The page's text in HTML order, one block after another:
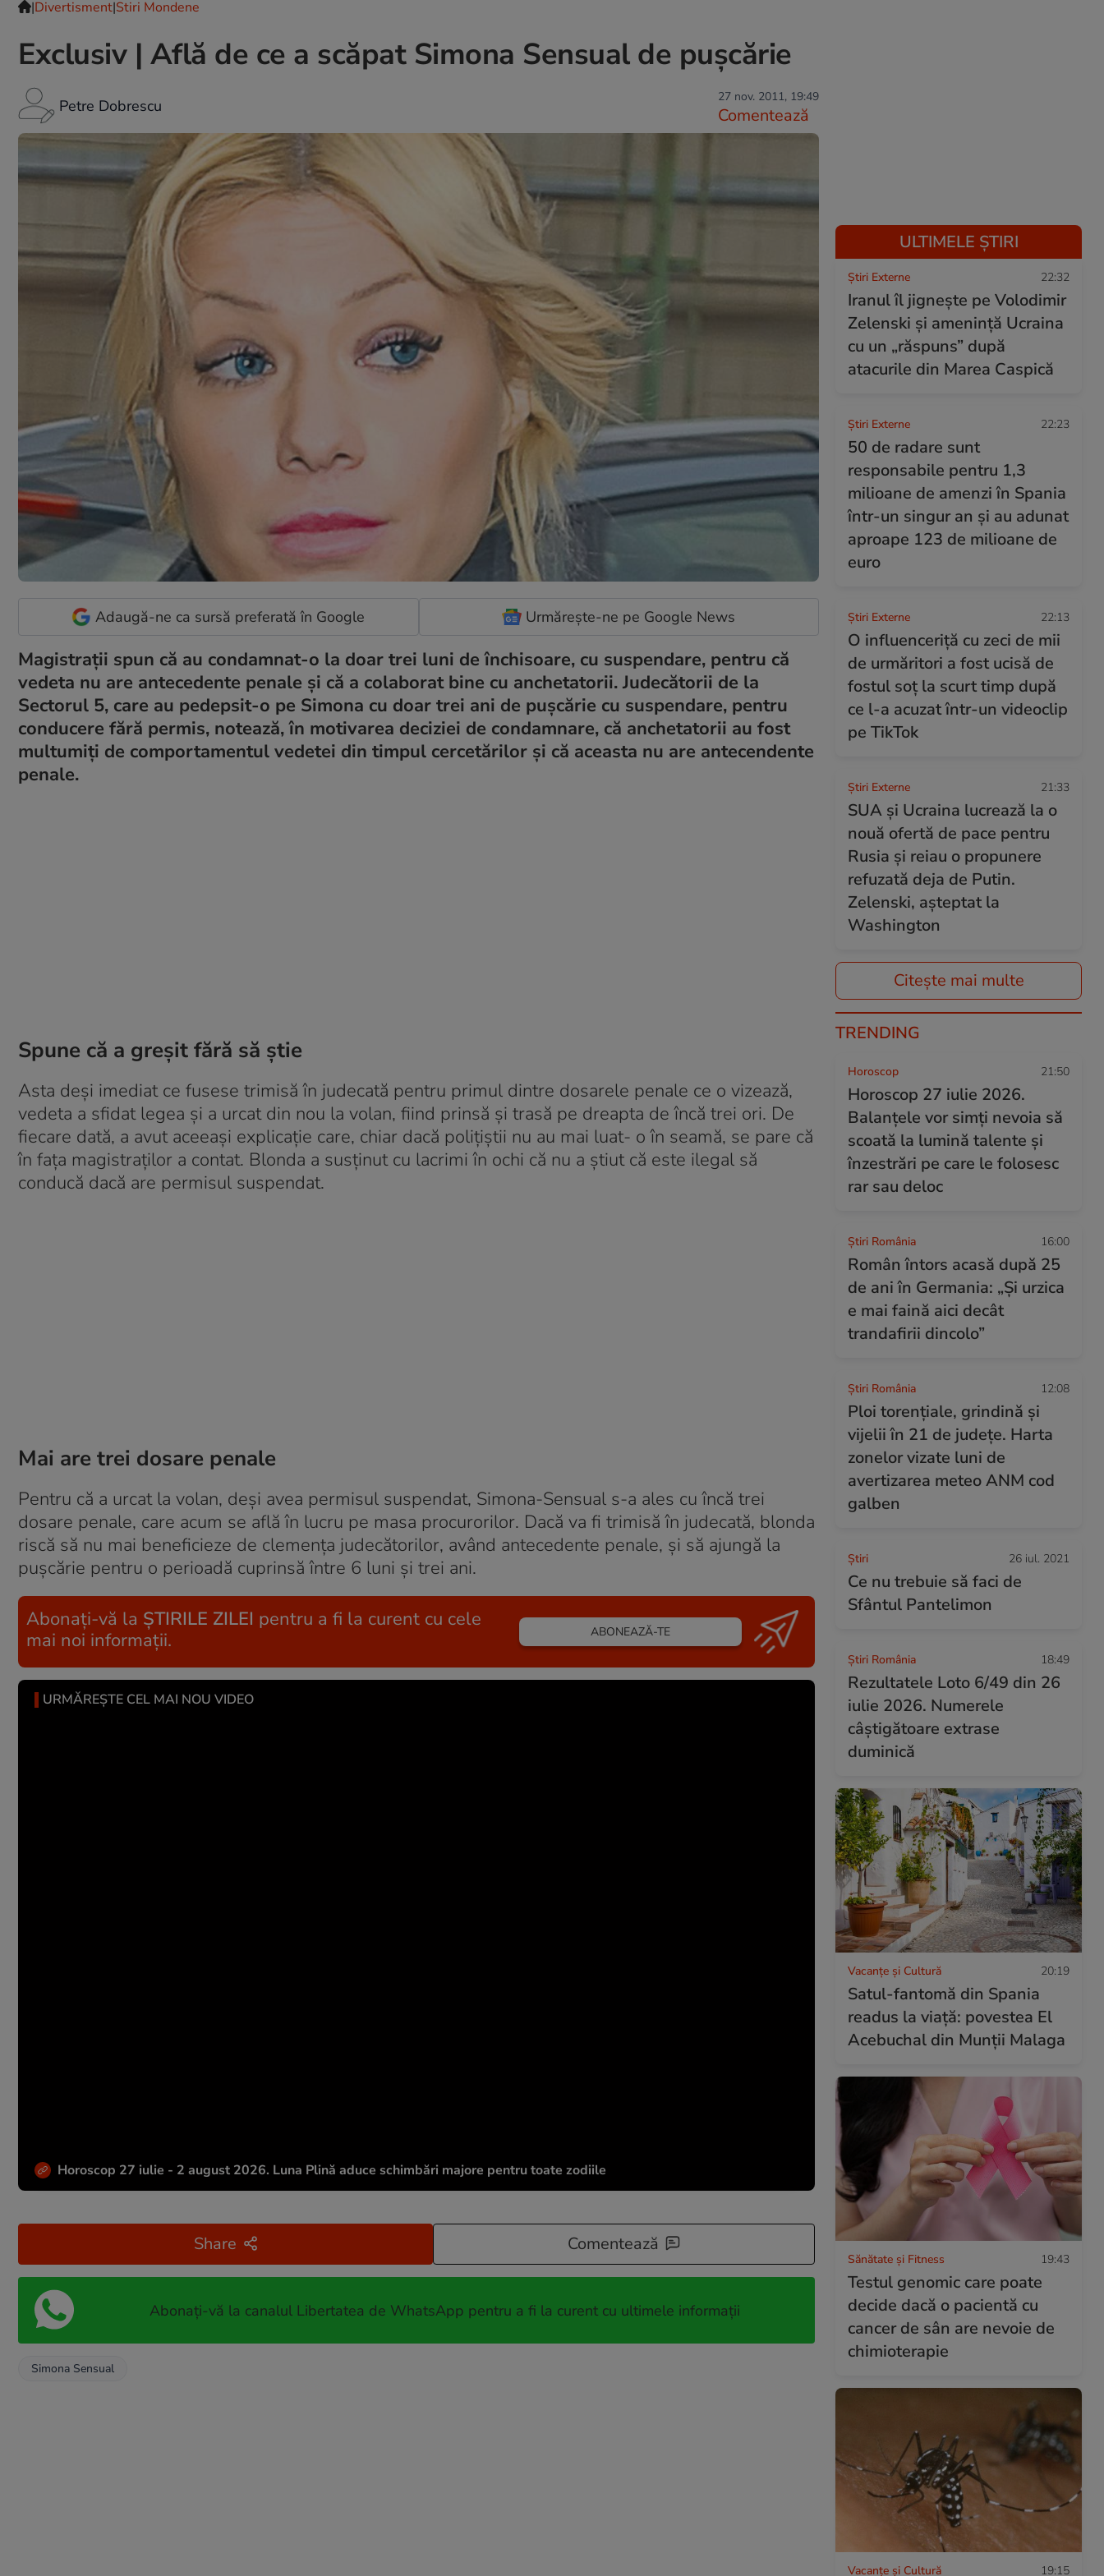
|Divertisment|Stiri Mondene
Exclusiv | Află de ce a scăpat Simona Sensual de pușcărie
Petre Dobrescu 27 nov. 2011, 19:49
Comentează
Adaugă-ne ca sursă preferată în Google Urmărește-ne pe Google News
Magistraţii spun că au condamnat-o la doar trei luni de închisoare, cu suspendare, pentru că
vedeta nu are antecedente penale şi că a colaborat bine cu anchetatorii. Judecătorii de la
Sectorul 5, care au pedepsit-o pe Simona cu doar trei ani de puşcărie cu suspendare, pentru
conducere fără permis, notează, în motivarea deciziei de condamnare, că anchetatorii au fost
multumiţi de comportamentul vedetei din timpul cercetărilor şi că aceasta nu are antecendente
penale.
Spune că a greşit fără să ştie
Asta deşi imediat ce fusese trimisă în judecată pentru primul dintre dosarele penale ce o vizează,
vedeta a sfidat legea şi a urcat din nou la volan, fiind prinsă şi trasă pe dreapta de încă trei ori. De
fiecare dată, a avut aceeaşi explicaţie care, chiar dacă poliţiştii nu au mai luat- o în seamă, se pare că
în faţa magistraţilor a contat. Blonda a susţinut cu lacrimi în ochi că nu a ştiut că este ilegal să
conducă dacă are permisul suspendat.
Mai are trei dosare penale
Pentru că a urcat la volan, deşi avea permisul suspendat, Simona-Sensual s-a ales cu încă trei
dosare penale, care acum se află în lucru pe masa procurorilor. Dacă va fi trimisă în judecată, blonda
riscă să nu mai beneficieze de clemenţa judecătorilor, având antecedente penale, şi să ajungă la
puşcărie pentru o perioadă cuprinsă între 6 luni şi trei ani.
Abonați-vă la ȘTIRILE ZILEI pentru a fi la curent cu cele
mai noi informații.
ABONEAZĂ-TE
URMĂREȘTE CEL MAI NOU VIDEO
Horoscop 27 iulie - 2 august 2026. Luna Plină aduce schimbări majore pentru toate zodiile
Share Comentează
Abonați-vă la canalul Libertatea de WhatsApp pentru a fi la curent cu ultimele informații
Simona Sensual
ULTIMELE ȘTIRI
Știri Externe 22:32
Iranul îl jignește pe Volodimir
Zelenski și amenință Ucraina
cu un „răspuns” după
atacurile din Marea Caspică
Știri Externe 22:23
50 de radare sunt
responsabile pentru 1,3
milioane de amenzi în Spania
într-un singur an și au adunat
aproape 123 de milioane de
euro
Știri Externe 22:13
O influenceriță cu zeci de mii
de urmăritori a fost ucisă de
fostul soț la scurt timp după
ce l-a acuzat într-un videoclip
pe TikTok
Știri Externe 21:33
SUA și Ucraina lucrează la o
nouă ofertă de pace pentru
Rusia și reiau o propunere
refuzată deja de Putin.
Zelenski, așteptat la
Washington
Citește mai multe
TRENDING
Horoscop 21:50
Horoscop 27 iulie 2026.
Balanțele vor simți nevoia să
scoată la lumină talente și
înzestrări pe care le folosesc
rar sau deloc
Știri România 16:00
Român întors acasă după 25
de ani în Germania: „Și urzica
e mai faină aici decât
trandafirii dincolo”
Știri România 12:08
Ploi torențiale, grindină și
vijelii în 21 de județe. Harta
zonelor vizate luni de
avertizarea meteo ANM cod
galben
Ştiri 26 iul. 2021
Ce nu trebuie să faci de
Sfântul Pantelimon
Știri România 18:49
Rezultatele Loto 6/49 din 26
iulie 2026. Numerele
câștigătoare extrase
duminică
Vacanțe și Cultură 20:19
Satul-fantomă din Spania
readus la viață: povestea El
Acebuchal din Munții Malaga
Sănătate și Fitness 19:43
Testul genomic care poate
decide dacă o pacientă cu
cancer de sân are nevoie de
chimioterapie
Vacanțe și Cultură 19:15